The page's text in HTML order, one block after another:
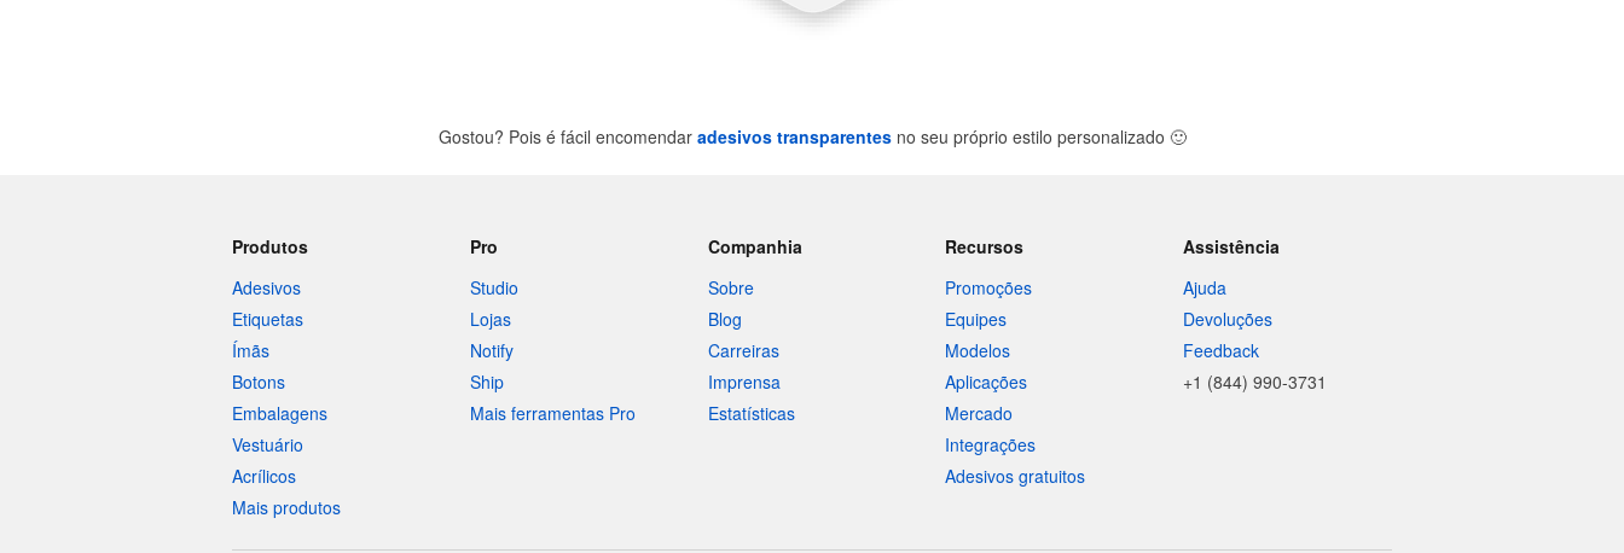
Gostou? Pois é fácil encomendar adesivos transparentesno seu próprio estilo personalizado 🙂
Produtos
Adesivos
Etiquetas
Ímãs
Botons
Embalagens
Vestuário
Acrílicos
Mais produtos
Pro
Studio
Lojas
Notify
Ship
Mais ferramentas Pro
Companhia
Sobre
Blog
Carreiras
Imprensa
Estatísticas
Recursos
Promoções
Equipes
Modelos
Aplicações
Mercado
Integrações
Adesivos gratuitos
Assistência
Ajuda
Devoluções
Feedback
+1 (844) 990-3731